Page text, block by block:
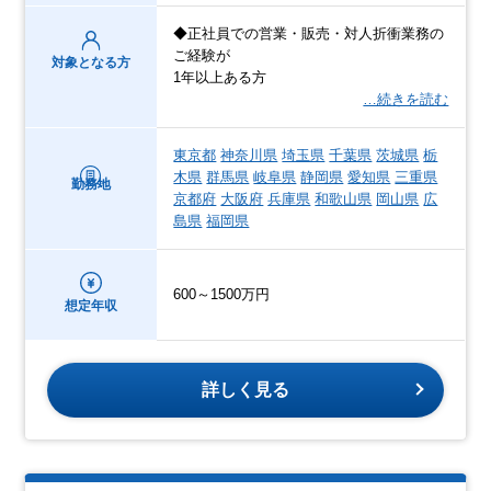
対象となる方
◆正社員での営業・販売・対人折衝業務の
ご経験が
1年以上ある方
…続きを読む
勤務地
東京都 神奈川県 埼玉県 千葉県 茨城県 栃
木県 群馬県 岐阜県 静岡県 愛知県 三重県
京都府 大阪府 兵庫県 和歌山県 岡山県 広
島県 福岡県
想定年収
600～1500万円
詳しく見る